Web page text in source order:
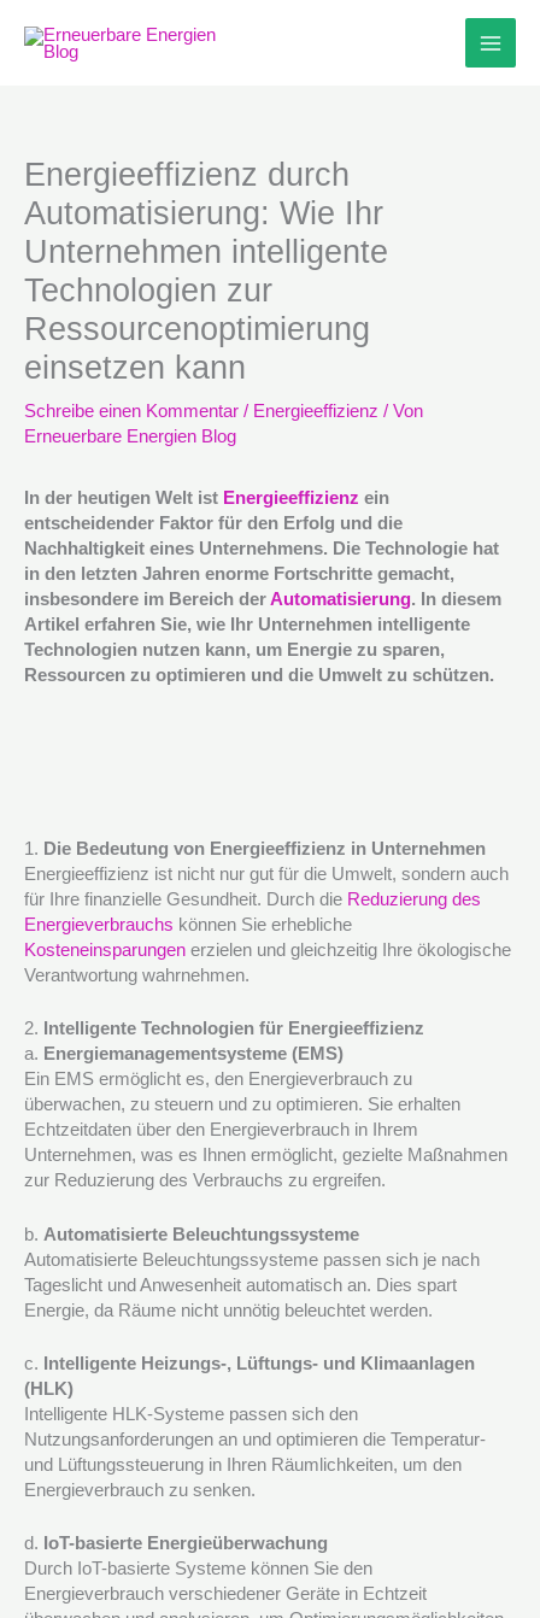
Inhalt
springen
Energieeffizienz durch
Automatisierung: Wie Ihr
Unternehmen intelligente
Technologien zur
Ressourcenoptimierung
einsetzen kann
Schreibe einen Kommentar / Energieeffizienz / Von
Erneuerbare Energien Blog
In der heutigen Welt ist Energieeffizienz ein
entscheidender Faktor für den Erfolg und die
Nachhaltigkeit eines Unternehmens. Die Technologie hat
in den letzten Jahren enorme Fortschritte gemacht,
insbesondere im Bereich derAutomatisierung. In diesem
Artikel erfahren Sie, wie Ihr Unternehmen intelligente
Technologien nutzen kann, um Energie zu sparen,
Ressourcen zu optimieren und die Umwelt zu schützen.
1. Die Bedeutung von Energieeffizienz in Unternehmen
Energieeffizienz ist nicht nur gut für die Umwelt, sondern auch
für Ihre finanzielle Gesundheit. Durch die Reduzierung des
Energieverbrauchs können Sie erhebliche
Kosteneinsparungen erzielen und gleichzeitig Ihre ökologische
Verantwortung wahrnehmen.
2.
Intelligente Technologien für Energieeffizienz
a. Energiemanagementsysteme (EMS)
Ein EMS ermöglicht es, den Energieverbrauch zu
überwachen, zu steuern und zu optimieren. Sie erhalten
Echtzeitdaten über den Energieverbrauch in Ihrem
Unternehmen, was es Ihnen ermöglicht, gezielte Maßnahmen
zur Reduzierung des Verbrauchs zu ergreifen.
b. Automatisierte Beleuchtungssysteme
Automatisierte Beleuchtungssysteme passen sich je nach
Tageslicht und Anwesenheit automatisch an. Dies spart
Energie, da Räume nicht unnötig beleuchtet werden.
c.
Intelligente Heizungs-, Lüftungs- und Klimaanlagen
(HLK)
Intelligente HLK-Systeme passen sich den
Nutzungsanforderungen an und optimieren die Temperatur-
und Lüftungssteuerung in Ihren Räumlichkeiten, um den
Energieverbrauch zu senken.
d. IoT-basierte Energieüberwachung
Durch IoT-basierte Systeme können Sie den
Energieverbrauch verschiedener Geräte in Echtzeit